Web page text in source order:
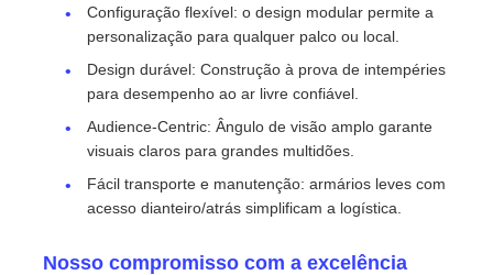
Configuração flexível: o design modular permite a
personalização para qualquer palco ou local.
Design durável: Construção à prova de intempéries
para desempenho ao ar livre confiável.
Audience-Centric: Ângulo de visão amplo garante
visuais claros para grandes multidões.
Fácil transporte e manutenção: armários leves com
acesso dianteiro/atrás simplificam a logística.
Nosso compromisso com a excelência